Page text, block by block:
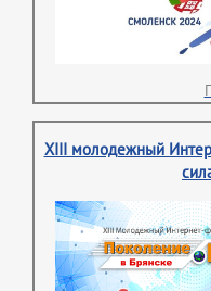
XIII молодежный